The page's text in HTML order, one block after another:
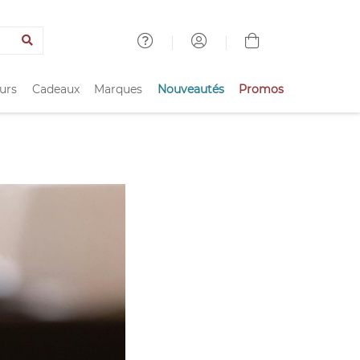
Cadeaux Marques Nouveautés Promos